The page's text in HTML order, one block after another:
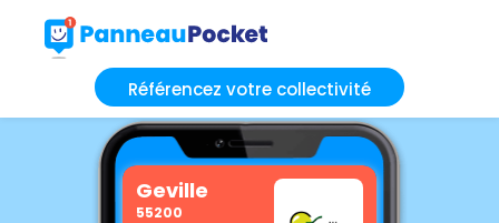
Référencez votre collectivité
Geville
55200